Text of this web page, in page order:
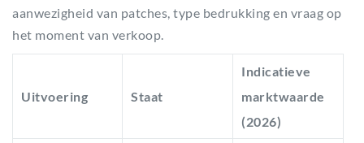
aanwezigheid van patches, type bedrukking en vraag op
het moment van verkoop.
Uitvoering Staat
Indicatieve
marktwaarde
(2026)